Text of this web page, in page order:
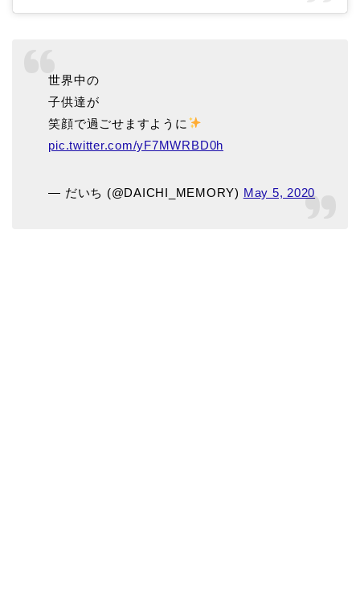
世界中の
子供達が
笑顔で過ごせますように
pic.twitter.com/yF7MWRBD0h
— だいち (@DAICHI_MEMORY) May 5, 2020